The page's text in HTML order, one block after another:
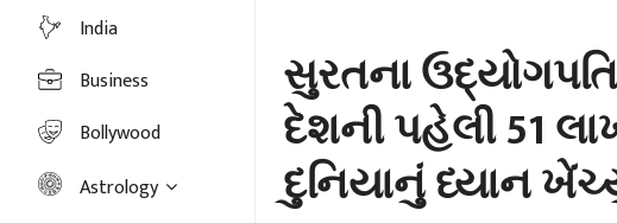
India
Business
Bollywood
Astrology
સુરતના
દેશની પહેલી 51
દુનિયાનું ધ્યાન